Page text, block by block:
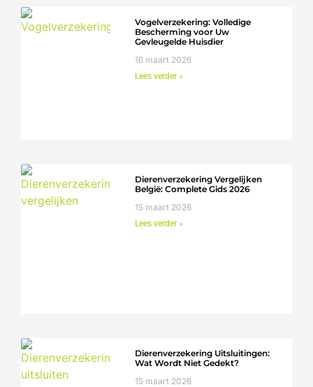
Vogelverzekering: Volledige
Bescherming voor Uw
Gevleugelde Huisdier
16 maart 2026
Lees verder »
Dierenverzekering Vergelijken
België: Complete Gids 2026
15 maart 2026
Lees verder »
Dierenverzekering Uitsluitingen:
Wat Wordt Niet Gedekt?
15 maart 2026